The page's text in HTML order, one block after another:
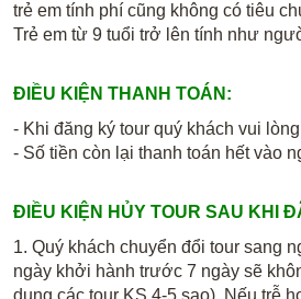
trẻ em tính phí cũng không có tiêu
Trẻ em từ 9 tuổi trở lên tính như
ĐIỀU KIỆN THANH TOÁN:
- Khi đăng ký tour quý khách vui
- Số tiền còn lại thanh toán hết vào
ĐIỀU KIỆN HỦY TOUR SAU KHI
1. Quý khách chuyển đổi tour sang
ngày khởi hành trước 7 ngày sẽ
dụng các tour KS 4-5 sao). Nếu trễ